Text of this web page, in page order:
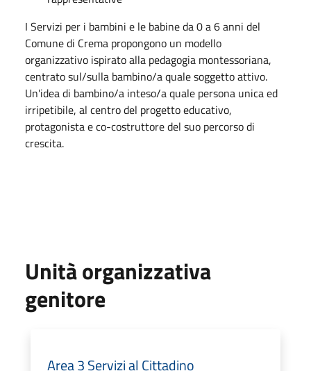
I Servizi per i bambini e le babine da 0 a 6 anni del
Comune di Crema propongono un modello
organizzativo ispirato alla pedagogia montessoriana,
centrato sul/sulla bambino/a quale soggetto attivo.
Un'idea di bambino/a inteso/a quale persona unica ed
irripetibile, al centro del progetto educativo,
protagonista e co-costruttore del suo percorso di
crescita.
Unità organizzativa
genitore
Area 3 Servizi al Cittadino